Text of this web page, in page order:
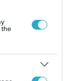
the
ριζικά
η